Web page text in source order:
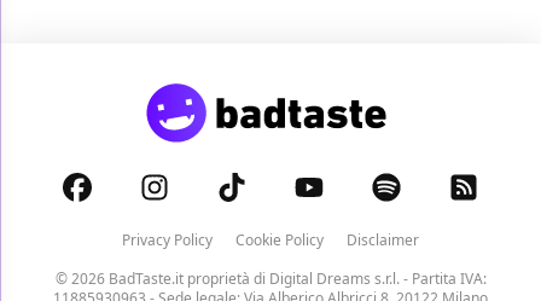
Privacy Policy Cookie Policy
Disclaimer
© 2026 BadTaste.it proprietà di Digital Dreams s.r.l.- Partita IVA: